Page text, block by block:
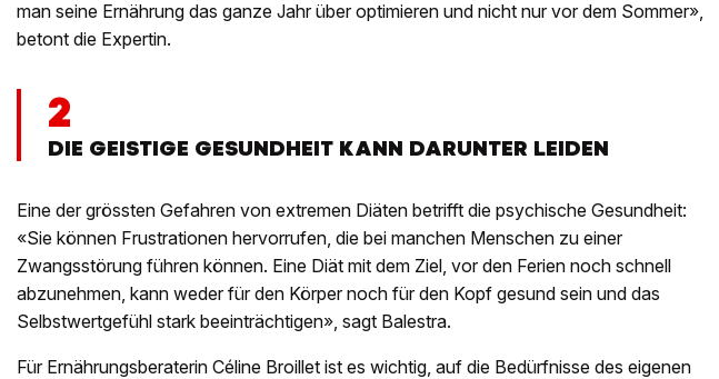
man seine Ernährung das ganze Jahr über optimieren und nicht nur vor dem Sommer»,
betont die Expertin.
2
DIE GEISTIGE GESUNDHEIT KANN DARUNTER LEIDEN
Eine der grössten Gefahren von extremen Diäten betrifft die psychische Gesundheit:
«Sie können Frustrationen hervorrufen, die bei manchen Menschen zu einer
Zwangsstörung führen können. Eine Diät mit dem Ziel, vor den Ferien noch schnell
abzunehmen, kann weder für den Körper noch für den Kopf gesund sein und das
Selbstwertgefühl stark beeinträchtigen», sagt Balestra.
Für Ernährungsberaterin Céline Broillet ist es wichtig, auf die Bedürfnisse des eigenen